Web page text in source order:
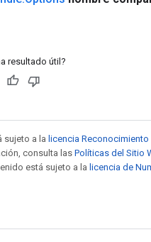
resultado útil?
sujeto a la licencia
consulta las Políticas del Sitio
está sujeto a la licencia de